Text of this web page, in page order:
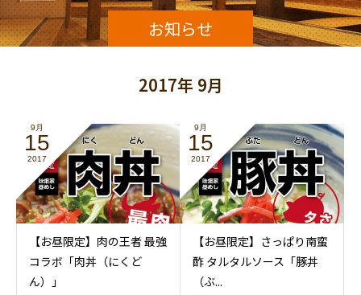
お知らせ
2017年 9月
9月
15
2017
【お昼限定】肉の王者 最強
コラボ「肉丼（にくど
ん）」
9月
15
2017
【お昼限定】さっぱり南蛮
酢 タルタルソース「豚丼
（ぶ...